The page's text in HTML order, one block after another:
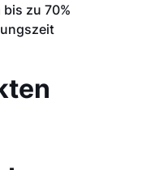
zu 70%